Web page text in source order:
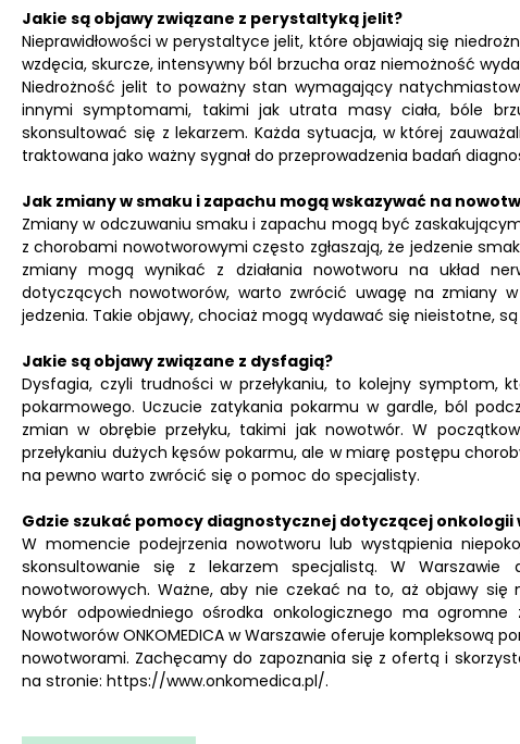
Jakie są objawy związane z perystaltyką jelit?
Nieprawidłowości w perystaltyce jelit, które objawiają się
wzdęcia, skurcze, intensywny ból brzucha oraz niemożność
Niedrożność jelit to poważny stan wymagający
innymi symptomami, takimi jak utrata masy ciała, bóle
skonsultować się z lekarzem. Każda sytuacja, w której
traktowana jako ważny sygnał do przeprowadzenia badań
Jak zmiany w smaku i zapachu mogą wskazywać na
Zmiany w odczuwaniu smaku i zapachu mogą być
z chorobami nowotworowymi często zgłaszają, że jedzenie
zmiany mogą wynikać z działania nowotworu na układ
dotyczących nowotworów, warto zwrócić uwagę na zmiany
jedzenia. Takie objawy, chociaż mogą wydawać się nieistotne,
Jakie są objawy związane z dysfagią?
Dysfagia, czyli trudności w przełykaniu, to kolejny symptom,
pokarmowego. Uczucie zatykania pokarmu w gardle, ból
zmian w obrębie przełyku, takimi jak nowotwór. W
przełykaniu dużych kęsów pokarmu, ale w miarę postępu
na pewno warto zwrócić się o pomoc do specjalisty.
Gdzie szukać pomocy diagnostycznej dotyczącej onkologii
W momencie podejrzenia nowotworu lub wystąpienia
skonsultowanie się z lekarzem specjalistą. W
nowotworowych. Ważne, aby nie czekać na to, aż objawy
wybór odpowiedniego ośrodka onkologicznego ma
Nowotworów ONKOMEDICA w Warszawie oferuje kompleksową
nowotworami. Zachęcamy do zapoznania się z ofertą i
na stronie: https://www.onkomedica.pl/.